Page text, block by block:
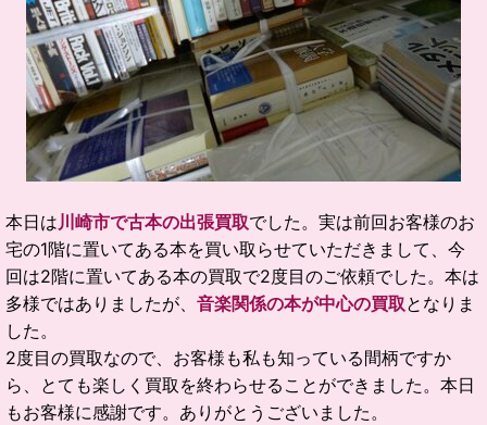
本日は川崎市で古本の出張買取でした。実は前回お客様のお
宅の1階に置いてある本を買い取らせていただきまして、今
回は2階に置いてある本の買取で2度目のご依頼でした。本は
多様ではありましたが、 音楽関係の本が中心の買取となりま
した。
2度目の買取なので、お客様も私も知っている間柄ですか
ら、とても楽しく買取を終わらせることができました。本日
もお客様に感謝です。ありがとうございました。